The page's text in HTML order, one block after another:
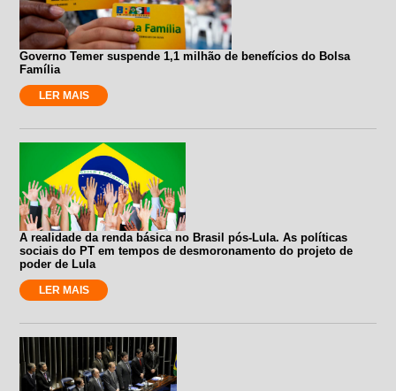
Governo Temer suspende 1,1 milhão de benefícios do Bolsa
Família
LER MAIS
A realidade da renda básica no Brasil pós-Lula. As políticas
sociais do PT em tempos de desmoronamento do projeto de
poder de Lula
LER MAIS